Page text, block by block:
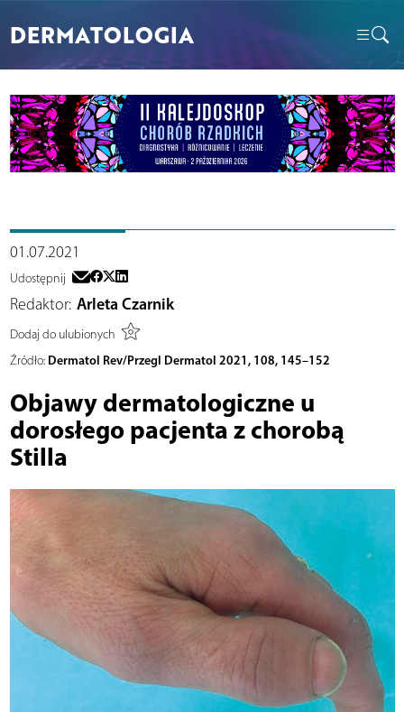
DERMATOLOGIA
01.07.2021
Udostępnij
Redaktor: Arleta Czarnik
Dodaj do ulubionych
Źródło: Dermatol Rev/Przegl Dermatol 2021, 108, 145–152
Objawy dermatologiczne u
dorosłego pacjenta z chorobą
Stilla